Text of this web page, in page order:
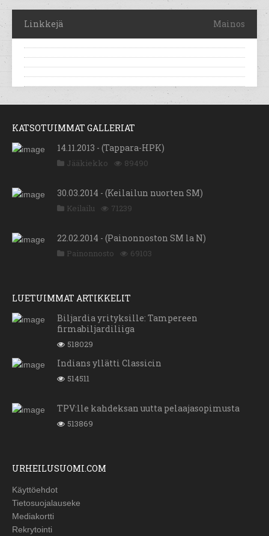
Linkkejä Mainos
KATSOTUIMMAT GALLERIAT
14.11.2013 - (Tappara-HPK)
Jääkiekko 89490
30.03.2014 - (Keilailun nuorten SM)
Keilailu 71239
22.02.2014 - (Painonnoston SM la N)
Painonnosto 69103
LUETUIMMAT ARTIKKELIT
Biljardia yrityksille: Tampereen
firmabiljardiliiga
518029
Indians yllätti Classicin
514511
TPV:lle kahdeksan uutta pelaajasopimusta
513869
URHEILUSUOMI.COM
Käyttöehdot
Tietosuojalauseke
Mediakortti
Rekrytointi